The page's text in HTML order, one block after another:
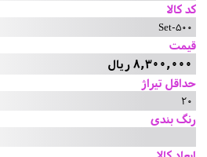
کد کالا
Set-500
قیمت
8,300,000 ریال
حداقل تیراژ
20
رنگ بندی